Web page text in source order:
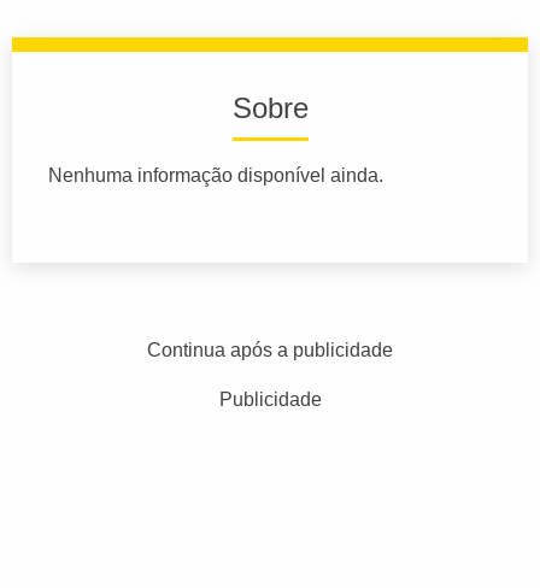
Sobre
Nenhuma informação disponível ainda.
Continua após a publicidade
Publicidade